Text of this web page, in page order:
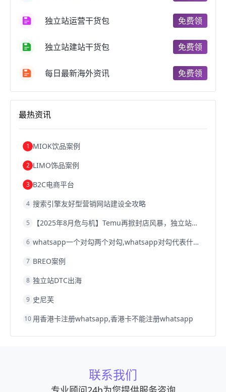
跨境电商费用美国跨境电商
天津跨境电商东南亚跨境电商
跨境电商b2b阿里巴巴跨境电商
跨境电商关税
跨境电商建站
浙江跨境电商宁波跨境电商跨境电商的模式
跨境电商优势跨境电商的优势
独立站运营干货包 免费领
独立站建站干货包 免费领
每日最新海外资讯 免费领
最热资讯
1 MIOK饮品案例
2 LIMO饰品案例
3 B2C电商平台
4 搜索引擎友好型营销网站建设全攻略
5 【2025年8月危与机】Temu再掀封店风暴，独立站才是跨境卖家的避险通道
6 whatsapp一个对勾两个对勾,whatsapp对勾代表什么意思
7 BREO案例
8 独立站DTC出海
9 史尼芙
10 用香港卡注册whatsapp,香港卡不能注册whatsapp
联系我们